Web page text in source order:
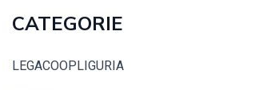
CATEGORIE
LEGACOOPLIGURIA